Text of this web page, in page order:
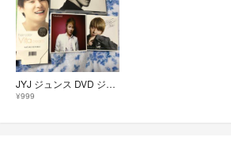
JYJ ジュンス DVD ジャケカ
¥999